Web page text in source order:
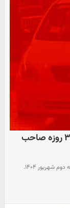
طرح فروش فوری سایپا استارت خورد ! | ۳۰ روزه صاحب
جزئیات شرایط فروش فوری و پیش‌فروش وانت سایپا ۱۵۱ در نیمه دوم شهریور ۱۴۰۴.